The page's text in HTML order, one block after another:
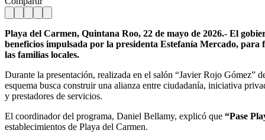
Playa del Carmen, Quintana Roo, 22 de mayo de 2026.- El
beneficios impulsada por la presidenta Estefanía Mercado, para
las familias locales.
Durante la presentación, realizada en el salón “Javier Rojo Gómez”
esquema busca construir una alianza entre ciudadanía, iniciativa
y prestadores de servicios.
El coordinador del programa, Daniel Bellamy, explicó que “Pase
establecimientos de Playa del Carmen.